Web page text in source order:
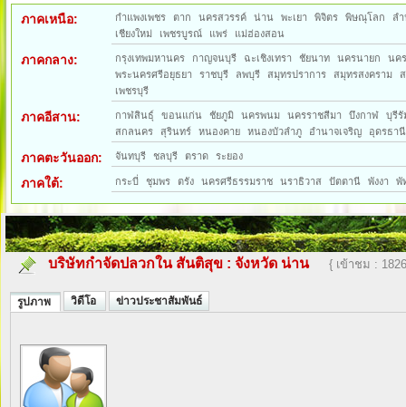
ภาคเหนือ: กำแพงเพชร ตาก นครสวรรค์ น่าน พะเยา พิจิตร พิษณุโลก
ลำ
เชียงใหม่
เพชรบูรณ์ แพร่ แม่ฮ่องสอน
ภาคกลาง: กรุงเทพมหานคร กาญจนบุรี ฉะเชิงเทรา ชัยนาท นครนายก
นค
พระนครศรีอยุธยา
ราชบุรี ลพบุรี สมุทรปราการ สมุทรสงคราม
เพชรบุรี
ภาคอีสาน: กาฬสินธุ์ ขอนแก่น ชัยภูมิ นครพนม นครราชสีมา บึงกาฬ
บุรีรั
สกลนคร
สุรินทร์ หนองคาย หนองบัวลำภู อำนาจเจริญ อุดรธานี
ภาคตะวันออก: จันทบุรี ชลบุรี ตราด ระยอง
ภาคใต้: กระบี่ ชุมพร ตรัง นครศรีธรรมราช นราธิวาส ปัตตานี พังงา พั
บริษัทกำจัดปลวกใน สันติสุข : จังหวัด น่าน { เข้าชม :
รูปภาพ วิดีโอ ข่าวประชาสัมพันธ์